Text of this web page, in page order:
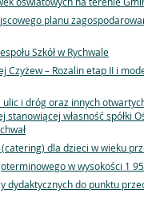
planu
Szkół w Rychwale
Czyżew – Rozalin etap II i
ulic i dróg oraz innych
własność spółki
dla dzieci w wieku
w wysokości 1
dydaktycznych do punktu